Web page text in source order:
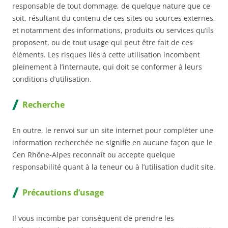
responsable de tout dommage, de quelque nature que ce
soit, résultant du contenu de ces sites ou sources externes,
et notamment des informations, produits ou services qu’ils
proposent, ou de tout usage qui peut être fait de ces
éléments. Les risques liés à cette utilisation incombent
pleinement à l’internaute, qui doit se conformer à leurs
conditions d’utilisation.
Recherche
En outre, le renvoi sur un site internet pour compléter une
information recherchée ne signifie en aucune façon que le
Cen Rhône-Alpes reconnaît ou accepte quelque
responsabilité quant à la teneur ou à l’utilisation dudit site.
Précautions d’usage
Il vous incombe par conséquent de prendre les